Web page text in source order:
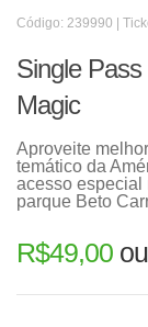
Código: 239990 |
Single
Magic
Aproveite
temático da
acesso especial
parque Beto
R$49,00 ou